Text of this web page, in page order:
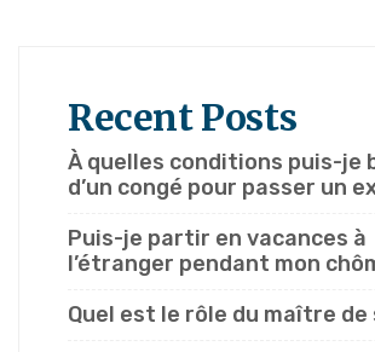
Recent Posts
À quelles conditions puis-je
d’un congé pour passer un
Puis-je partir en vacances à
l’étranger pendant mon
Quel est le rôle du maître de